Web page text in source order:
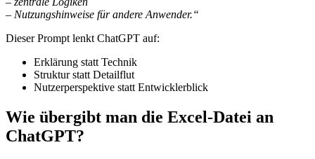
– Nutzungshinweise für andere Anwender.“
Dieser Prompt lenkt ChatGPT auf:
Erklärung statt Technik
Struktur statt Detailflut
Nutzerperspektive statt Entwicklerblick
Wie übergibt man die Excel-Datei an
ChatGPT?